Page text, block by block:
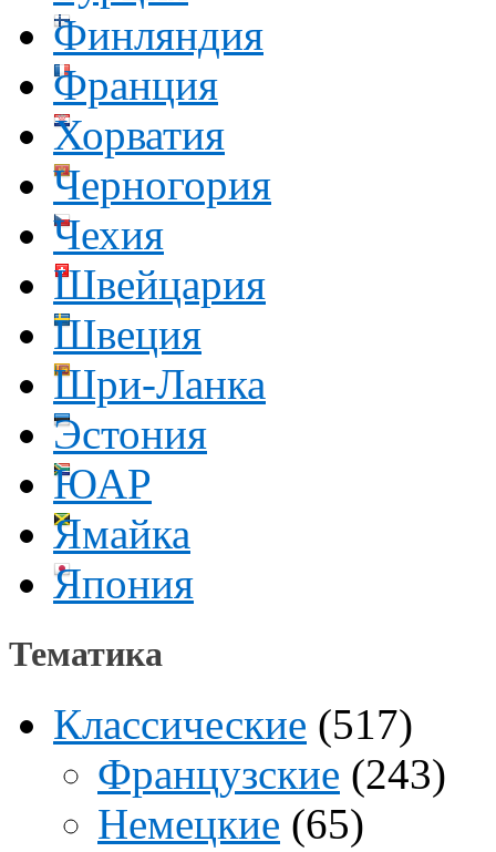
Финляндия
Франция
Хорватия
Черногория
Чехия
Швейцария
Швеция
Шри-Ланка
Эстония
ЮАР
Ямайка
Япония
Тематика
Классические (517)
Французские (243)
Немецкие (65)